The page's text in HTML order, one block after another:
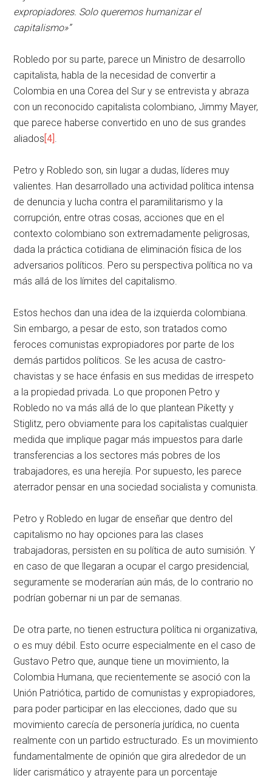
expropiadores. Solo queremos humanizar el
capitalismo»”
Robledo por su parte, parece un Ministro de desarrollo
capitalista, habla de la necesidad de convertir a
Colombia en una Corea del Sur y se entrevista y abraza
con un reconocido capitalista colombiano, Jimmy Mayer,
que parece haberse convertido en uno de sus grandes
aliados[4].
Petro y Robledo son, sin lugar a dudas, líderes muy
valientes. Han desarrollado una actividad política intensa
de denuncia y lucha contra el paramilitarismo y la
corrupción, entre otras cosas, acciones que en el
contexto colombiano son extremadamente peligrosas,
dada la práctica cotidiana de eliminación física de los
adversarios políticos. Pero su perspectiva política no va
más allá de los límites del capitalismo.
Estos hechos dan una idea de la izquierda colombiana.
Sin embargo, a pesar de esto, son tratados como
feroces comunistas expropiadores por parte de los
demás partidos políticos. Se les acusa de castro-
chavistas y se hace énfasis en sus medidas de irrespeto
a la propiedad privada. Lo que proponen Petro y
Robledo no va más allá de lo que plantean Piketty y
Stiglitz, pero obviamente para los capitalistas cualquier
medida que implique pagar más impuestos para darle
transferencias a los sectores más pobres de los
trabajadores, es una herejía. Por supuesto, les parece
aterrador pensar en una sociedad socialista y comunista.
Petro y Robledo en lugar de enseñar que dentro del
capitalismo no hay opciones para las clases
trabajadoras, persisten en su política de auto sumisión. Y
en caso de que llegaran a ocupar el cargo presidencial,
seguramente se moderarían aún más, de lo contrario no
podrían gobernar ni un par de semanas.
De otra parte, no tienen estructura política ni organizativa,
o es muy débil. Esto ocurre especialmente en el caso de
Gustavo Petro que, aunque tiene un movimiento, la
Colombia Humana, que recientemente se asoció con la
Unión Patriótica, partido de comunistas y expropiadores,
para poder participar en las elecciones, dado que su
movimiento carecía de personería jurídica, no cuenta
realmente con un partido estructurado. Es un movimiento
fundamentalmente de opinión que gira alrededor de un
líder carismático y atrayente para un porcentaje